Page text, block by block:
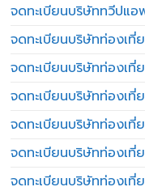
จดทะเบียนบริษัททวีปแอ
จดทะเบียนบริษัทท่องเที่
จดทะเบียนบริษัทท่องเ
จดทะเบียนบริษัทท่องเ
จดทะเบียนบริษัทท่องเที่
จดทะเบียนบริษัทท่องเที่
จดทะเบียนบริษัทท่องเที่